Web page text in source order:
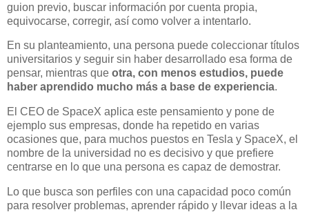
guion previo, buscar información por cuenta propia,
equivocarse, corregir, así como volver a intentarlo.
En su planteamiento, una persona puede coleccionar títulos
universitarios y seguir sin haber desarrollado esa forma de
pensar, mientras que otra, con menos estudios, puede
haber aprendido mucho más a base de experiencia.
El CEO de SpaceX aplica este pensamiento y pone de
ejemplo sus empresas, donde ha repetido en varias
ocasiones que, para muchos puestos en Tesla y SpaceX, el
nombre de la universidad no es decisivo y que prefiere
centrarse en lo que una persona es capaz de demostrar.
Lo que busca son perfiles con una capacidad poco común
para resolver problemas, aprender rápido y llevar ideas a la